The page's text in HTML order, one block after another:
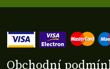
Obchodní